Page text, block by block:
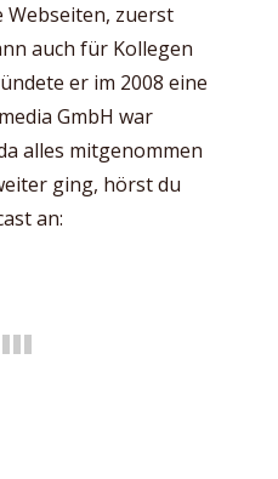
Webseiten, zuerst
auch für Kollegen
er im 2008 eine
GmbH war
alles mitgenommen
ging, hörst du
an: